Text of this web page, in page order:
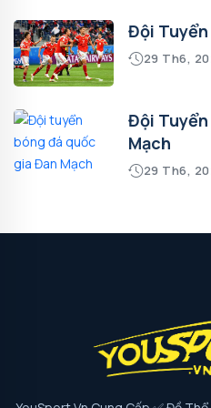
Đội Tuyển
29 Th6,
Đội
Mạch
29 Th6,